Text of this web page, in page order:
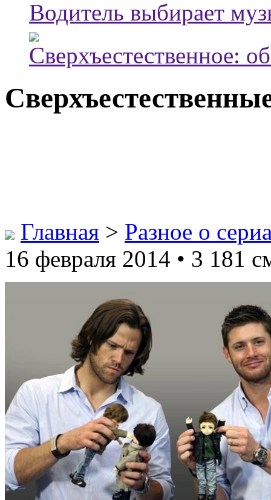
Водитель выбирает
Сверхъестественное:
Главная > Разное о
16 февраля 2014 • 3 181